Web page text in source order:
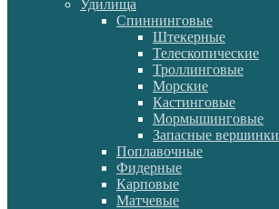
Удилища
Спиннинговые
Штекерные
Телескопические
Троллинговые
Морские
Кастинговые
Мормышинговые
Запасные вершинки
Поплавочные
Фидерные
Карповые
Матчевые